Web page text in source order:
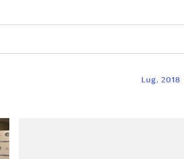
Lug, 2018